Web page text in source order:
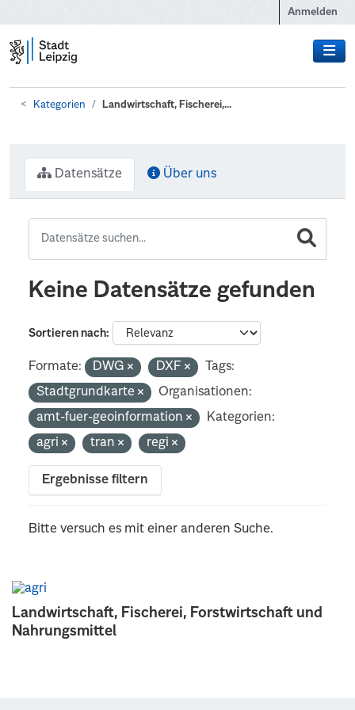
Anmelden
Kategorien Landwirtschaft, Fischerei,...
Landwirtschaft, Fischerei, Forstwirtschaft und
Nahrungsmittel
Datensätze Über uns
Keine Datensätze gefunden
Sortieren nach
Formate: DWG DXF
Tags:
Stadtgrundkarte
Organisationen:
amt-fuer-geoinformation
Kategorien:
agri
tran regi
Ergebnisse filtern
Bitte versuch es mit einer anderen Suche.